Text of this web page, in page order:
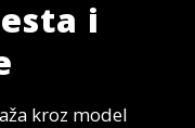
i
kroz model